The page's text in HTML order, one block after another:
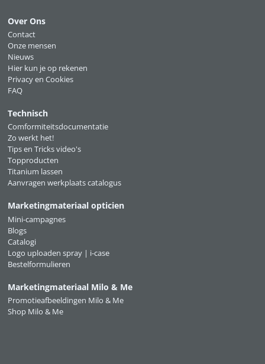
Over Ons
Contact
Onze mensen
Nieuws
Hier kun je op rekenen
Privacy en Cookies
FAQ
Technisch
Comformiteitsdocumentatie
Zo werkt het!
Tips en Tricks video's
Topproducten
Titanium lassen
Aanvragen werkplaats catalogus
Marketingmateriaal opticien
Mini-campagnes
Blogs
Catalogi
Logo uploaden spray | i-case
Bestelformulieren
Marketingmateriaal Milo & Me
Promotieafbeeldingen Milo & Me
Shop Milo & Me